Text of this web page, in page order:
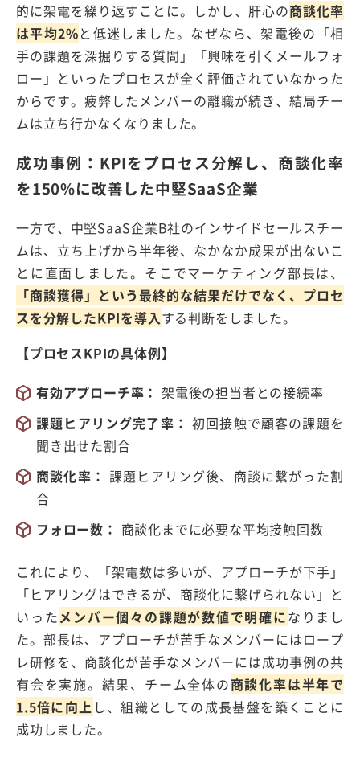
的に架電を繰り返すことに。しかし、肝心の商談化率
は平均2%と低迷しました。なぜなら、架電後の「相
手の課題を深掘りする質問」「興味を引くメールフォ
ロー」といったプロセスが全く評価されていなかった
からです。疲弊したメンバーの離職が続き、結局チー
ムは立ち行かなくなりました。
成功事例： KPIをプロセス分解し、商談化率
を150%に改善した中堅SaaS企業
一方で、中堅SaaS企業B社のインサイドセールスチー
ムは、立ち上げから半年後、なかなか成果が出ないこ
とに直面しました。そこでマーケティング部長は、
「商談獲得」という最終的な結果だけでなく、プロセ
スを分解したKPIを導入する判断をしました。
【プロセスKPIの具体例】
有効アプローチ率： 架電後の担当者との接続率
課題ヒアリング完了率： 初回接触で顧客の課題を
聞き出せた割合
商談化率： 課題ヒアリング後、商談に繋がった割
合
フォロー数： 商談化までに必要な平均接触回数
これにより、「架電数は多いが、アプローチが下手」
「ヒアリングはできるが、商談化に繋げられない」と
いった メンバー個々の課題が数値で明確になりまし
た。部長は、アプローチが苦手なメンバーにはロープ
レ研修を、商談化が苦手なメンバーには成功事例の共
有会を実施。結果、チーム全体の商談化率は半年で
1.5倍に向上 し、組織としての成長基盤を築くことに
成功しました。